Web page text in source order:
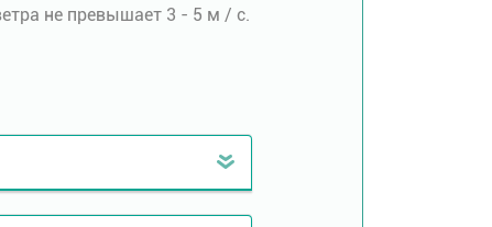
не превышает 3 - 5 м / с.